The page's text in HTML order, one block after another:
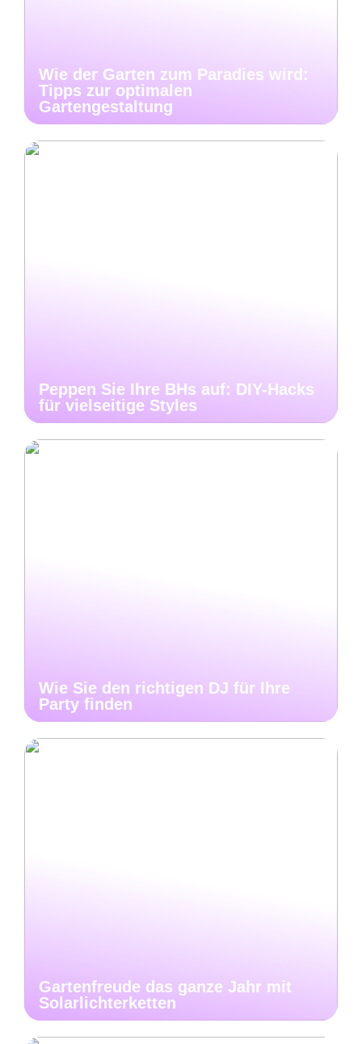
Wie der Garten zum Paradies wird:
Tipps zur optimalen
Gartengestaltung
Peppen Sie Ihre BHs auf: DIY-Hacks
für vielseitige Styles
Wie Sie den richtigen DJ für Ihre
Party finden
Gartenfreude das ganze Jahr mit
Solarlichterketten